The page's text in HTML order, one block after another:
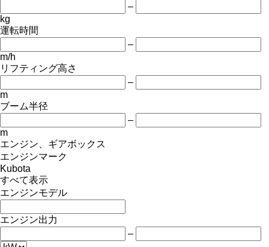
–
kg
運転時間
–
m/h
リフティング高さ
–
m
ブーム半径
–
m
エンジン、ギアボックス
エンジンマーク
Kubota
すべて表示
エンジンモデル
エンジン出力
–